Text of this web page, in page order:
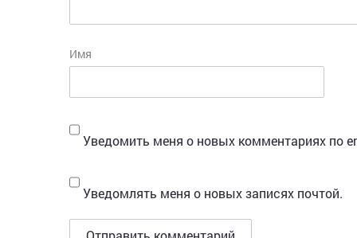
Имя
Уведомить меня о новых комментариях по
Уведомлять меня о новых записях почтой.